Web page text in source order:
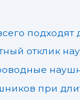
подходят
отклик
при